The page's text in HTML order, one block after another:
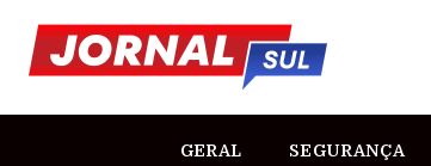
GERAL SEGURANÇA